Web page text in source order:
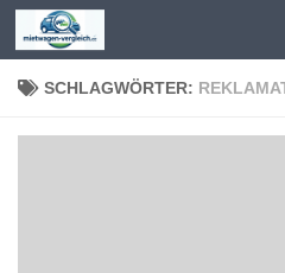
Zum Inhalt springen
SCHLAGWÖRTER: